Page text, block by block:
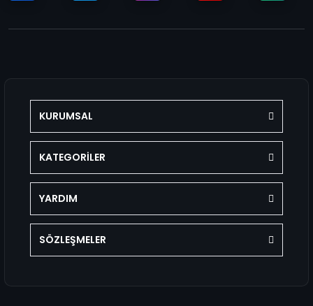
KURUMSAL
KATEGORİLER
YARDIM
SÖZLEŞMELER